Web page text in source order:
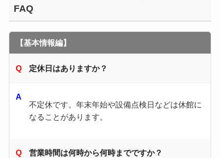
FAQ
【基本情報編】
定休日はありますか？
不定休です。年末年始や設備点検日などは休館に
なることがあります。
営業時間は何時から何時までですか？